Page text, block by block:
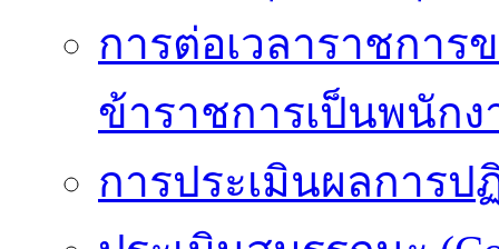
การต่อเวลาราชการ
ข้าราชการเป็นพนักง
การประเมินผลการป